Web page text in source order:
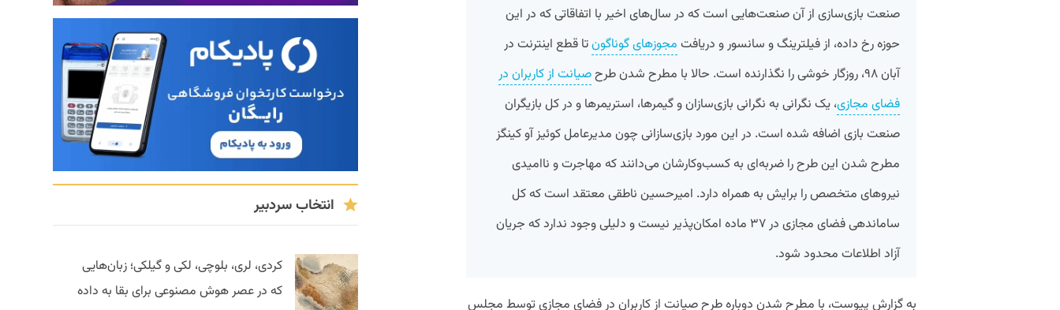
صنعت بازی‌سازی از آن صنعت‌هایی است که در سال‌های اخیر با اتفاقاتی که در این
حوزه رخ داده، از فیلترینگ و سانسور و دریافت‌ مجوزهای گوناگونتا قطع اینترنت در
آبان ٩۸، روزگار خوشی را نگذارنده است. حالا با مطرح شدن طرح
صیانت از کاربران در
فضای مجازی، یک نگرانی به نگرانی بازی‌سازان و گیمرها، استریمرها و در کل بازیگران
صنعت بازی اضافه شده است. در این مورد بازی‌سازانی چون مدیرعامل کوئیز آو کینگز
مطرح شدن این طرح را ضربه‌ای به کسب‌وکارشان می‌دانند که مهاجرت و ناامیدی
نیروهای متخصص را برایش به همراه دارد. امیرحسین ناطقی معتقد است که کل
ساماندهی فضای مجازی در ۳۷ ماده امکان‌پذیر نیست و دلیلی وجود ندارد که جریان
آزاد اطلاعات محدود شود.
به گزارش پیوست، با مطرح شدن دوباره طرح صیانت از کاربران در فضای مجازی توسط مجلس
انتخاب سردبیر
کردی، لری، بلوچی، لکی و گیلکی؛ زبان‌هایی
که در عصر هوش مصنوعی برای بقا به داده